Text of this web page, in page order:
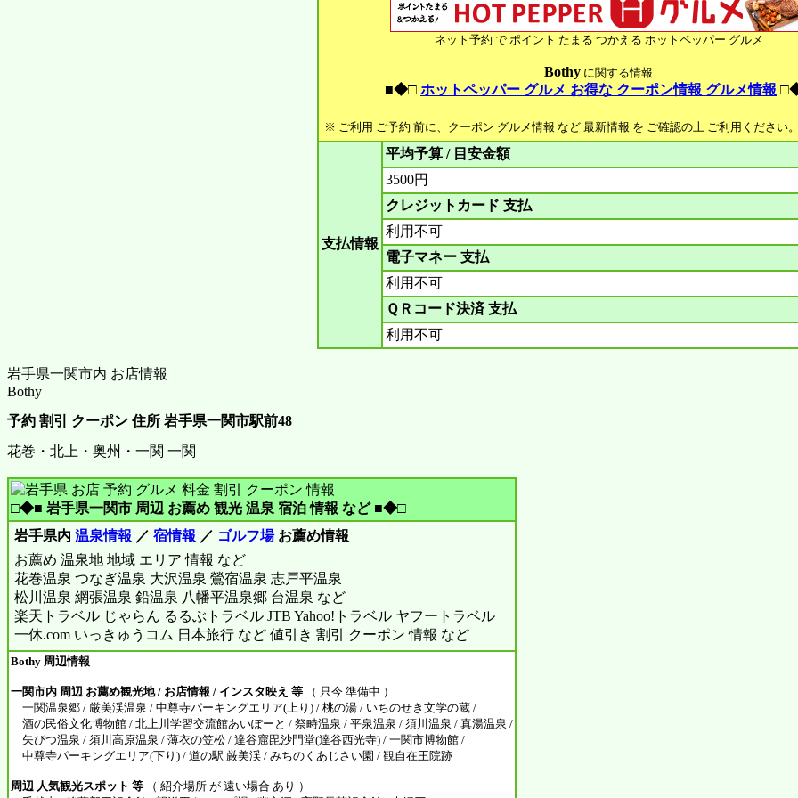
ネット予約 で ポイント たまる つかえる ホットペッパー グルメ
Bothy に関する情報
■◆□ ホットペッパー グルメ お得な クーポン情報 グルメ情報
※ ご利用 ご予約 前に、クーポン グルメ情報 など 最新情報 を ご確認の上 ご利用ください
支払情報
平均予算 / 目安金額
3500円
クレジットカード 支払
利用不可
電子マネー 支払
利用不可
ＱＲコード決済 支払
利用不可
岩手県一関市内 お店情報
Bothy
予約 割引 クーポン 住所 岩手県一関市駅前48
花巻・北上・奥州・一関 一関
□◆■ 岩手県一関市 周辺 お薦め 観光 温泉 宿泊 情報 など ■◆□
岩手県内 温泉情報 ／ 宿情報 ／ ゴルフ場お薦め情報
お薦め 温泉地 地域 エリア 情報 など
花巻温泉 つなぎ温泉 大沢温泉 鶯宿温泉 志戸平温泉
松川温泉 網張温泉 鉛温泉 八幡平温泉郷 台温泉 など
楽天トラベル じゃらん るるぶトラベル JTB Yahoo!トラベル ヤフートラベル
一休.com いっきゅうコム 日本旅行 など 値引き 割引 クーポン 情報 など
Bothy 周辺情報
一関市内 周辺 お薦め観光地 / お店情報 / インスタ映え 等 （ 只今 準備中 ）
一関温泉郷 / 厳美渓温泉 / 中尊寺パーキングエリア(上り) / 桃の湯 / いちのせき文学の蔵 /
酒の民俗文化博物館 / 北上川学習交流館あいぽーと / 祭畤温泉 / 平泉温泉 / 須川温泉 / 真湯温泉 /
矢びつ温泉 / 須川高原温泉 / 薄衣の笠松 / 達谷窟毘沙門堂(達谷西光寺) / 一関市博物館 /
中尊寺パーキングエリア(下り) / 道の駅 厳美渓 / みちのくあじさい園 / 観自在王院跡
周辺 人気観光スポット 等 （ 紹介場所 が 遠い場合 あり ）